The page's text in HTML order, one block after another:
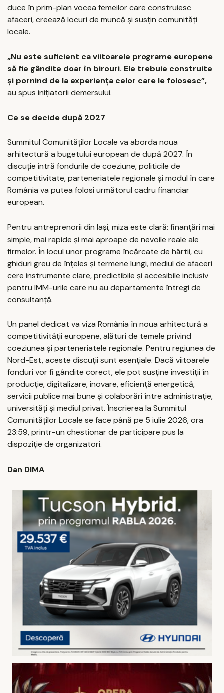
duce în prim-plan vocea femeilor care construiesc
afaceri, creează locuri de muncă și susțin comunități
locale.
„Nu este suficient ca viitoarele programe europene
să fie gândite doar în birouri. Ele trebuie construite
și pornind de la experiența celor care le folosesc”,
au spus inițiatorii demersului.
Ce se decide după 2027
Summitul Comunităților Locale va aborda noua
arhitectură a bugetului european de după 2027. În
discuție intră fondurile de coeziune, politicile de
competitivitate, parteneriatele regionale și modul în care
România va putea folosi următorul cadru financiar
european.
Pentru antreprenorii din Iași, miza este clară: finanțări mai
simple, mai rapide și mai aproape de nevoile reale ale
firmelor. În locul unor programe încărcate de hârtii, cu
ghiduri greu de înțeles și termene lungi, mediul de afaceri
cere instrumente clare, predictibile și accesibile inclusiv
pentru IMM-urile care nu au departamente întregi de
consultanță.
Un panel dedicat va viza România în noua arhitectură a
competitivității europene, alături de temele privind
coeziunea și parteneriatele regionale. Pentru regiunea de
Nord-Est, aceste discuții sunt esențiale. Dacă viitoarele
fonduri vor fi gândite corect, ele pot susține investiții în
producție, digitalizare, inovare, eficiență energetică,
servicii publice mai bune și colaborări între administrație,
universități și mediul privat. Înscrierea la Summitul
Comunităților Locale se face până pe 5 iulie 2026, ora
23:59, printr-un chestionar de participare pus la
dispoziție de organizatori.
Dan DIMA